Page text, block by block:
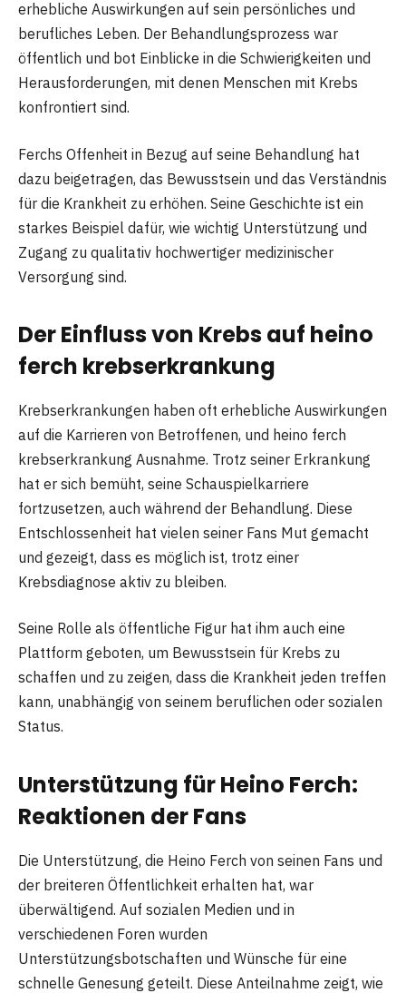
erhebliche Auswirkungen auf sein persönliches und
berufliches Leben. Der Behandlungsprozess war
öffentlich und bot Einblicke in die Schwierigkeiten und
Herausforderungen, mit denen Menschen mit Krebs
konfrontiert sind.
Ferchs Offenheit in Bezug auf seine Behandlung hat
dazu beigetragen, das Bewusstsein und das Verständnis
für die Krankheit zu erhöhen. Seine Geschichte ist ein
starkes Beispiel dafür, wie wichtig Unterstützung und
Zugang zu qualitativ hochwertiger medizinischer
Versorgung sind.
Der Einfluss von Krebs auf heino
ferch krebserkrankung
Krebserkrankungen haben oft erhebliche Auswirkungen
auf die Karrieren von Betroffenen, und heino ferch
krebserkrankung Ausnahme. Trotz seiner Erkrankung
hat er sich bemüht, seine Schauspielkarriere
fortzusetzen, auch während der Behandlung. Diese
Entschlossenheit hat vielen seiner Fans Mut gemacht
und gezeigt, dass es möglich ist, trotz einer
Krebsdiagnose aktiv zu bleiben.
Seine Rolle als öffentliche Figur hat ihm auch eine
Plattform geboten, um Bewusstsein für Krebs zu
schaffen und zu zeigen, dass die Krankheit jeden treffen
kann, unabhängig von seinem beruflichen oder sozialen
Status.
Unterstützung für Heino Ferch:
Reaktionen der Fans
Die Unterstützung, die Heino Ferch von seinen Fans und
der breiteren Öffentlichkeit erhalten hat, war
überwältigend. Auf sozialen Medien und in
verschiedenen Foren wurden
Unterstützungsbotschaften und Wünsche für eine
schnelle Genesung geteilt. Diese Anteilnahme zeigt, wie